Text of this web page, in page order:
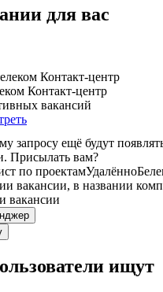
для вас
Контакт-центр
вакансий
запросу ещё будут
Присылать вам?
по проектамУдалённо
вакансии, в названии
вакансии
ищут